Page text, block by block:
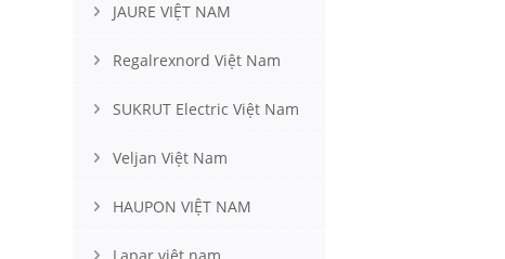
JAURE VIỆT NAM
Regalrexnord Việt Nam
SUKRUT Electric Việt Nam
Veljan Việt Nam
HAUPON VIỆT NAM